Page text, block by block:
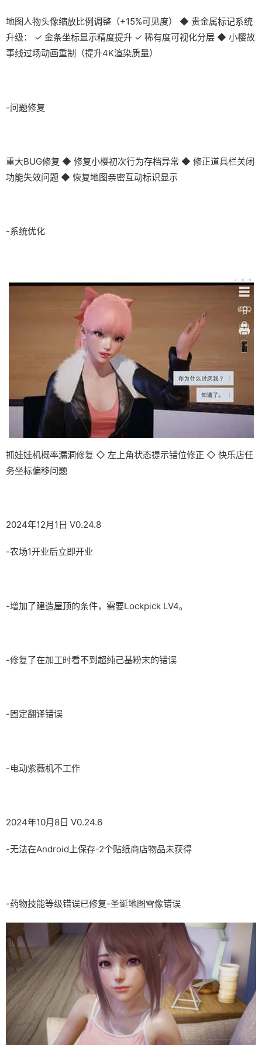
地图人物头像缩放比例调整（+15%可见度） ◆ 贵金属标记系统
升级： ✓ 金条坐标显示精度提升 ✓ 稀有度可视化分层 ◆ 小樱故
事线过场动画重制（提升4K渲染质量）
-问题修复
重大BUG修复 ◆ 修复小樱初次行为存档异常 ◆ 修正道具栏关闭
功能失效问题 ◆ 恢复地图亲密互动标识显示
-系统优化
抓娃娃机概率漏洞修复 ◇ 左上角状态提示错位修正 ◇ 快乐店任
务坐标偏移问题
2024年12月1日 V0.24.8
-农场1开业后立即开业
-增加了建造屋顶的条件，需要Lockpick LV4。
-修复了在加工时看不到超纯己基粉末的错误
-固定翻译错误
-电动紫薇机不工作
2024年10月8日 V0.24.6
-无法在Android上保存-2个贴纸商店物品未获得
-药物技能等级错误已修复-圣诞地图雪像错误